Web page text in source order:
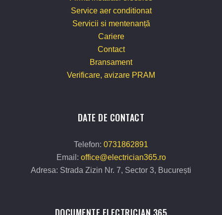
Service aer conditionat
Servicii si mentenanță
Cariere
Contact
Bransament
Verificare, avizare PRAM
DATE DE CONTACT
Telefon: 0731862891
Email: office@electrician365.ro
Adresa: Strada Zizin Nr. 7, Sector 3, București